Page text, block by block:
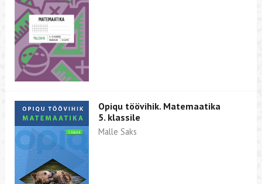
Opiqu töövihik. Matemaatika
5. klassile
Malle Saks